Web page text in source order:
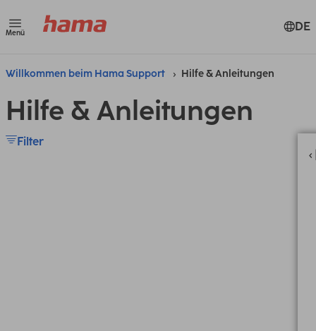
Menü DE
Willkommen beim Hama Support Hilfe & Anleitungen
Hilfe & Anleitungen
Filter